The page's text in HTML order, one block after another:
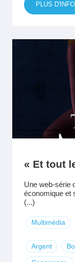
PLUS
« Et tout
Une web-série
économique et
(...)
Multimédia
Argent